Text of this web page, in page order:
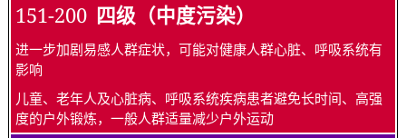
151-200 四级（中度污染）
进一步加剧易感人群症状，可能对健康人群心脏、呼吸系统有
影响
儿童、老年人及心脏病、呼吸系统疾病患者避免长时间、高强
度的户外锻炼，一般人群适量减少户外运动